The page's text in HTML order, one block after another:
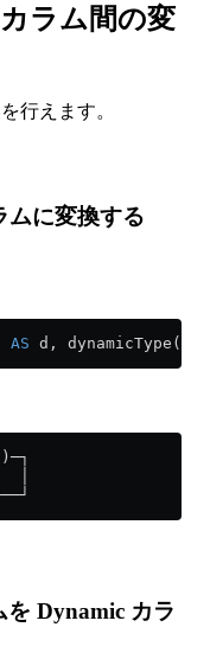
ラム間の変
行えます。
ムに変換する
AS d, dynamicType(d);
│
を Dynamic カラ